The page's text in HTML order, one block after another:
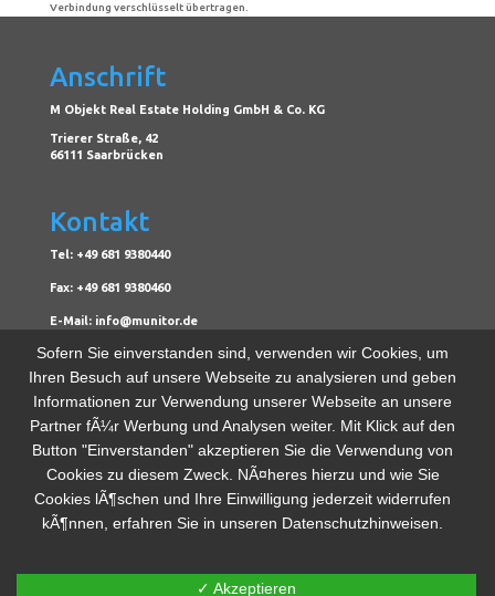
Verbindung verschlüsselt übertragen.
Anschrift
M Objekt Real Estate Holding GmbH & Co. KG
Trierer Straße, 42
66111 Saarbrücken
Kontakt
Tel: +49 681 9380440
Fax: +49 681 9380460
E-Mail: info@munitor.de
Sonstiges
Kontakt
Impressum
Datenschutzerklärung
Sofern Sie einverstanden sind, verwenden wir Cookies, um
Ihren Besuch auf unsere Webseite zu analysieren und geben
Informationen zur Verwendung unserer Webseite an unsere
Partner fÃ¼r Werbung und Analysen weiter. Mit Klick auf den
Button "Einverstanden" akzeptieren Sie die Verwendung von
Cookies zu diesem Zweck. NÃ¤heres hierzu und wie Sie
Cookies lÃ¶schen und Ihre Einwilligung jederzeit widerrufen
kÃ¶nnen, erfahren Sie in unseren Datenschutzhinweisen.
✓ Akzeptieren